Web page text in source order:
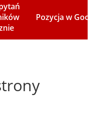
Pozycja w